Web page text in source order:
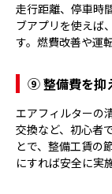
走行距離、停車時
ブアプリを使えば
す。燃費改善や運
⑨ 整備費を抑
エアフィルターの
交換など、初心者
とで、整備工賃の
にすれば安全に実